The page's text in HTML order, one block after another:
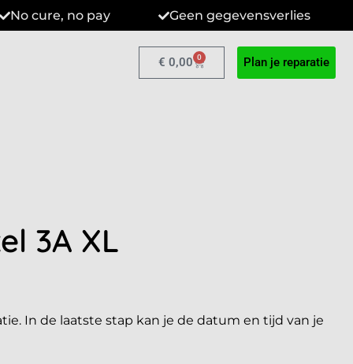
No cure, no pay Geen gegevensverlies
€ 0,00 0 Plan je reparatie
3A XL
In de laatste stap kan je de datum en tijd van je